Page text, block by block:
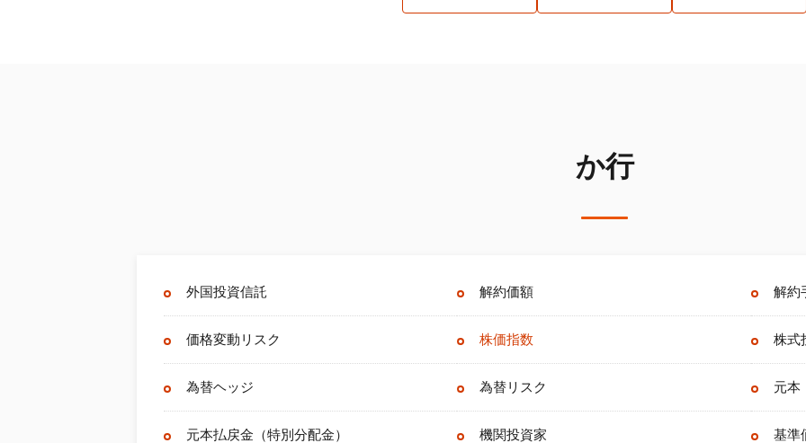
か行
外国投資信託 解約価額 解約
価格変動リスク 株価指数 株式
為替ヘッジ 為替リスク 元本
元本払戻金（特別分配金） 機関投資家 基準